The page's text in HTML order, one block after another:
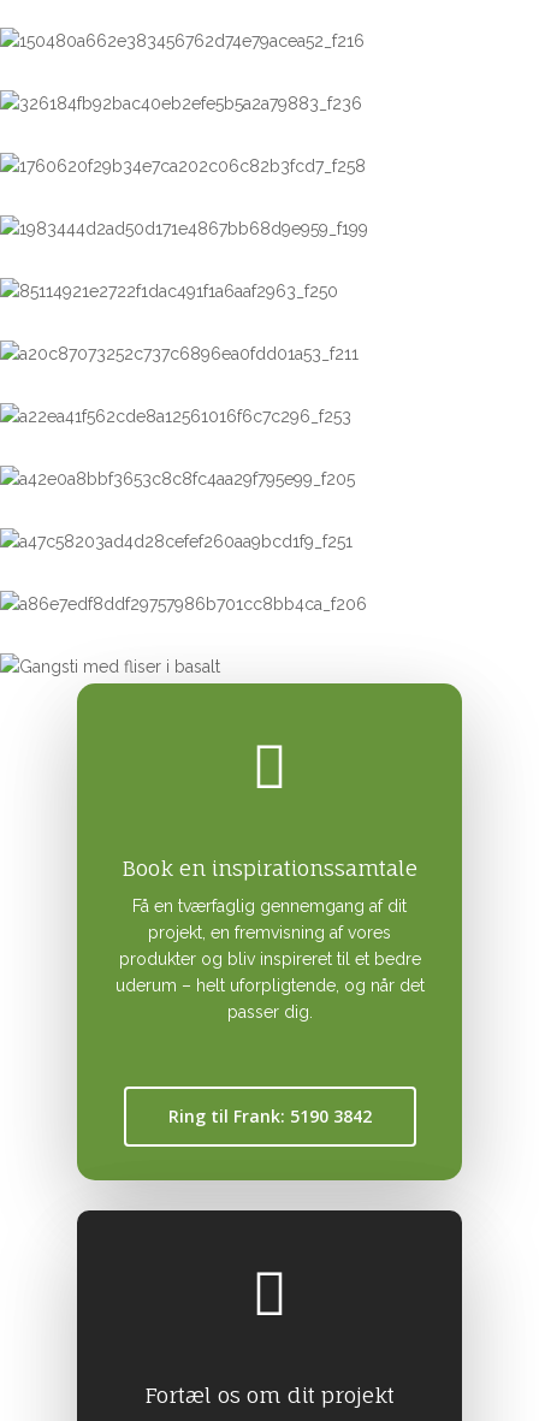
Book en inspirationssamtale
Få en tværfaglig gennemgang af dit
projekt, en fremvisning af vores
produkter og bliv inspireret til et bedre
uderum – helt uforpligtende, og når det
passer dig.
Ring til Frank: 5190 3842
Fortæl os om dit projekt